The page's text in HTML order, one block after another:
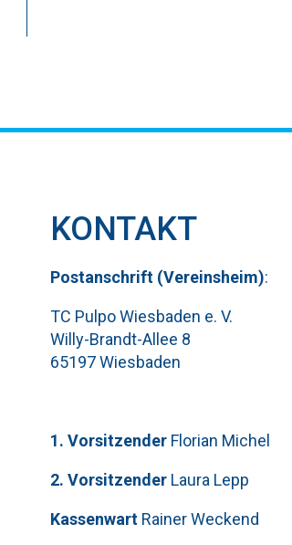
KONTAKT
Postanschrift (Vereinsheim):
TC Pulpo Wiesbaden e. V.
Willy-Brandt-Allee 8
65197 Wiesbaden
1. Vorsitzender Florian Michel
2. Vorsitzender Laura Lepp
Kassenwart Rainer Weckend